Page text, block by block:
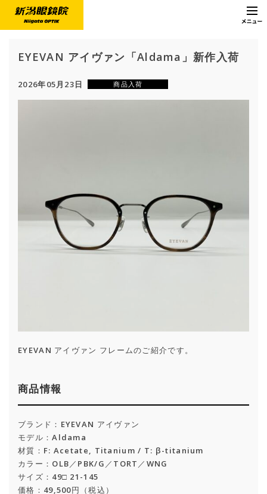
EYEVAN アイヴァン「Aldama」新作入荷
2026年05月23日 商品入荷
EYEVAN アイヴァン フレームのご紹介です。
商品情報
ブランド：EYEVAN アイヴァン
モデル：Aldama
材質：F: Acetate, Titanium / T: β-titanium
カラー：OLB／PBK/G／TORT／WNG
サイズ：49□ 21-145
価格：49,500円（税込）